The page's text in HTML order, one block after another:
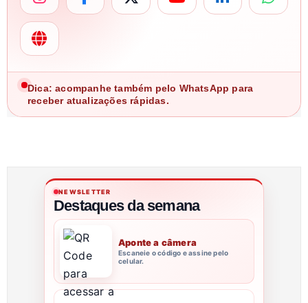
Dica: acompanhe também pelo WhatsApp para
receber atualizações rápidas.
NEWSLETTER
Destaques da semana
Aponte a câmera
Escaneie o código e assine pelo
celular.